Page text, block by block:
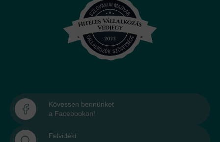
Kövessen bennünket
a Facebookon!
Felvidéki